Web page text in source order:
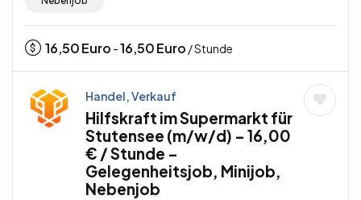
16,50Euro -16,50Euro / Stunde
Handel, Verkauf
Hilfskraft im Supermarkt für
Stutensee (m/w/d) – 16,00
€ / Stunde –
Gelegenheitsjob, Minijob,
Nebenjob